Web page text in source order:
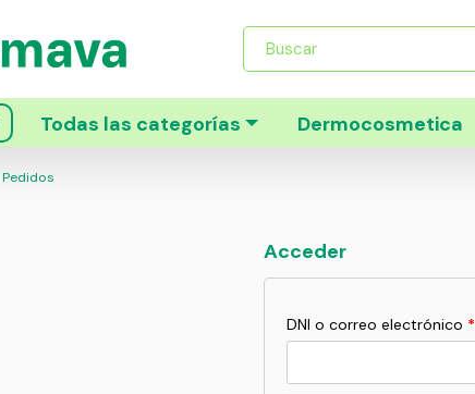
Búsqueda
productos
Todas las categorías Dermocosmetica
Pedidos
Acceder
DNI o correo electrónico *